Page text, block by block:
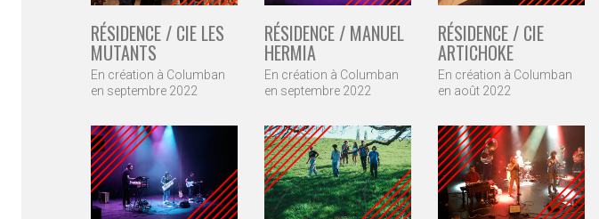
RÉSIDENCE / CIE LES
MUTANTS
En création à Columban
en septembre 2022
RÉSIDENCE / MANUEL
HERMIA
En création à Columban
en septembre 2022
RÉSIDENCE / CIE
ARTICHOKE
En création à Columban
en août 2022